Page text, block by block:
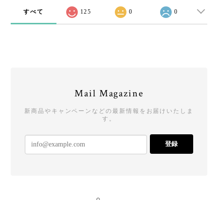
すべて 125 0 0
Mail Magazine
新商品やキャンペーンなどの最新情報をお届けいたしま
す。
登録